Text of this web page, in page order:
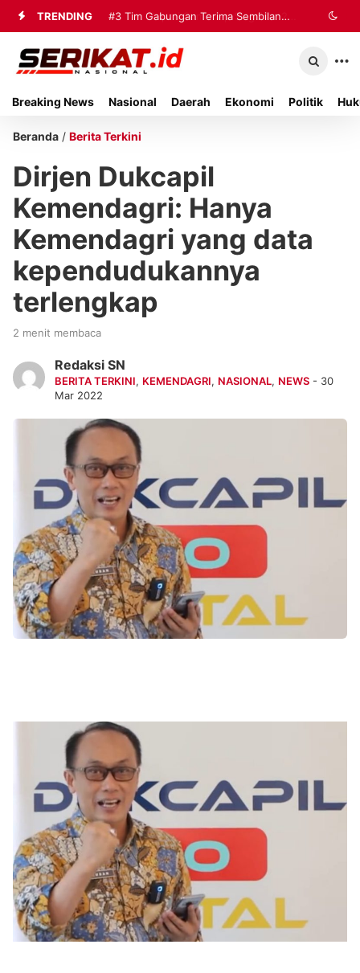
TRENDING #3 Tim Gabungan Terima Sembilan
Korban Evakuasi KM Mutiara Sentosa
Breaking News Nasional Daerah Ekonomi Politik
Beranda / Berita Terkini
Dirjen Dukcapil
Kemendagri: Hanya
Kemendagri yang data
kependudukannya
terlengkap
2 menit membaca
Redaksi SN
BERITA TERKINI, KEMENDAGRI, NASIONAL, NEWS- 30
Mar 2022